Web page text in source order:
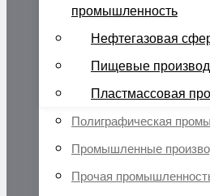
промышленность
Нефтегазовая
Пищевые
Пластмассовая
Полиграфическая
Промышленные
Прочая